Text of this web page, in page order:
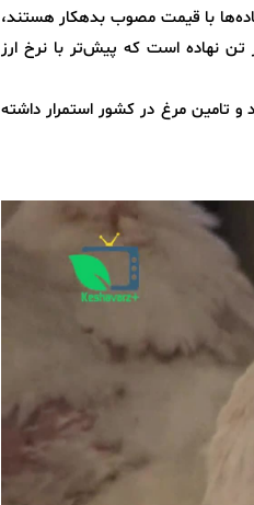
با قیمت مصوب بدهکار هستند،
نتوانسته این نهاده‌ها را در اختیار آن‌ها قرار دهد. این موضوع شامل ۸۱ هزار تن نهاده است که پیش‌تر با نرخ ارز
و تامین مرغ در کشور استمرار داشته